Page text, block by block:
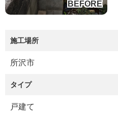
施工場所
所沢市
タイプ
戸建て